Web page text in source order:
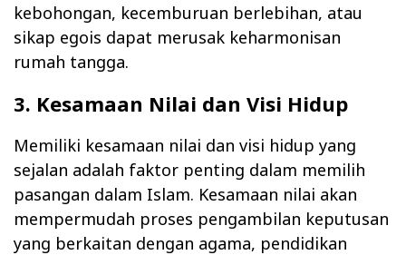
kebohongan, kecemburuan berlebihan, atau
sikap egois dapat merusak keharmonisan
rumah tangga.
3. Kesamaan Nilai dan Visi Hidup
Memiliki kesamaan nilai dan visi hidup yang
sejalan adalah faktor penting dalam memilih
pasangan dalam Islam. Kesamaan nilai akan
mempermudah proses pengambilan keputusan
yang berkaitan dengan agama, pendidikan